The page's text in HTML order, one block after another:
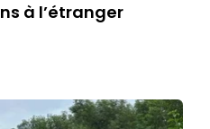
à l’étranger